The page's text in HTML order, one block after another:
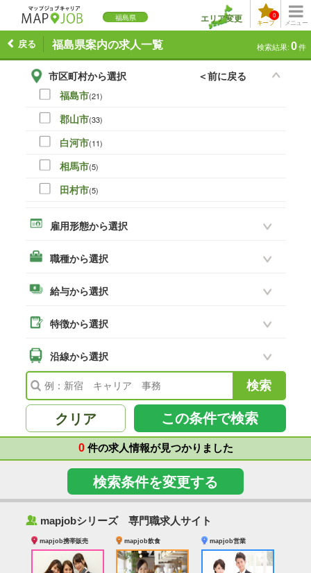
福島県
メニュー
キープ
0
エリア変更
福島県案内の求人一覧
戻る 検索結果: 0件
市区町村から選択
＜前に戻る
福島市(21)
郡山市(33)
白河市(11)
相馬市(5)
田村市(5)
いわき市(19)
須賀川市(14)
二本松市(8)
南相馬市(2)
会津若松市
福島県その他(41)
雇用形態から選択
職種から選択
給与から選択
特徴から選択
沿線から選択
クリア この条件で検索
0件の求人情報が見つかりました
検索条件を変更する
‰ mapjobシリーズ 専門職求人サイト
mapjob携帯販売 mapjob飲食 mapjob営業